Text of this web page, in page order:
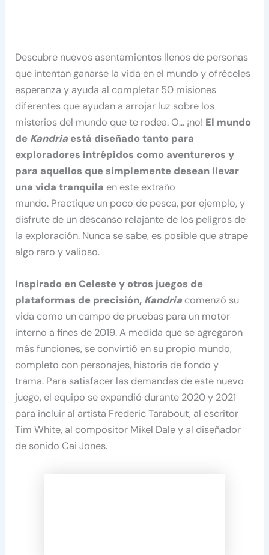
Descubre nuevos asentamientos llenos de personas
que intentan ganarse la vida en el mundo y ofréceles
esperanza y ayuda al completar 50 misiones
diferentes que ayudan a arrojar luz sobre los
misterios del mundo que te rodea. O… ¡no! El mundo
de Kandria está diseñado tanto para
exploradores intrépidos como aventureros y
para aquellos que simplemente desean llevar
una vida tranquila en este extraño
mundo. Practique un poco de pesca, por ejemplo, y
disfrute de un descanso relajante de los peligros de
la exploración. Nunca se sabe, es posible que atrape
algo raro y valioso.
Inspirado en Celeste y otros juegos de
plataformas de precisión, Kandria comenzó su
vida como un campo de pruebas para un motor
interno a fines de 2019. A medida que se agregaron
más funciones, se convirtió en su propio mundo,
completo con personajes, historia de fondo y
trama. Para satisfacer las demandas de este nuevo
juego, el equipo se expandió durante 2020 y 2021
para incluir al artista Frederic Tarabout, al escritor
Tim White, al compositor Mikel Dale y al diseñador
de sonido Cai Jones.